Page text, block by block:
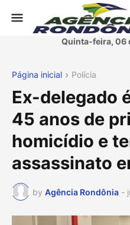
Quinta-feira, 06
Página inicial Polícia
Ex-delegado
45 anos de
homicídio e
assassinato
by Agência Rondônia -